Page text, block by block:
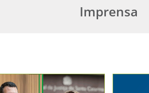
Imprensa